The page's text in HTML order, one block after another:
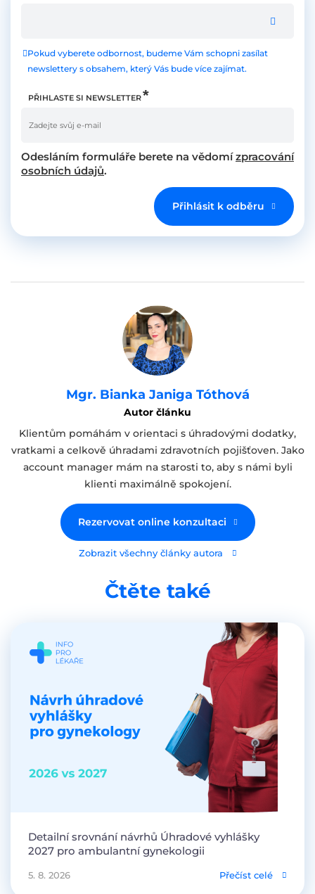
Pokud vyberete odbornost, budeme Vám schopni zasílat
newslettery s obsahem, který Vás bude více zajímat.
PŘIHLASTE SI NEWSLETTER
Odesláním formuláře berete na vědomízpracování
osobních údajů.
Přihlásit k odběru
Mgr. Bianka Janiga Tóthová
Autor článku
Klientům pomáhám v orientaci s úhradovými dodatky,
vratkami a celkově úhradami zdravotních pojišťoven. Jako
account manager mám na starosti to, aby s námi byli
klienti maximálně spokojení.
Rezervovat online konzultaci
Zobrazit všechny články autora
Čtěte také
Detailní srovnání návrhů Úhradové vyhlášky
2027 pro ambulantní gynekologii
5. 8. 2026 Přečíst celé